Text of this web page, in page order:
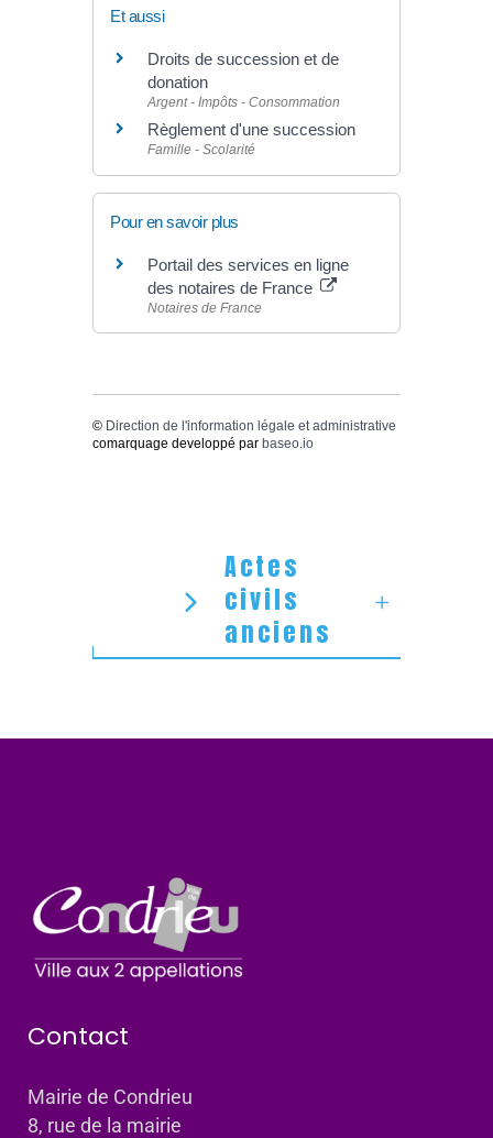
Et aussi
Droits de succession et de
donation
Argent - Impôts - Consommation
Règlement d'une succession
Famille - Scolarité
Pour en savoir plus
Portail des services en ligne
des notaires de France
Notaires de France
© Direction de l'information légale et administrative
comarquage developpé par baseo.io
Actes
civils
anciens
Contact
Mairie de Condrieu
8, rue de la mairie